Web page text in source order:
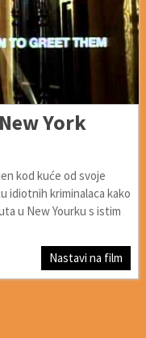
York
kod kuće od svoje
idiotnih kriminalaca kako
u New Yourku s istim
Nastavi na film